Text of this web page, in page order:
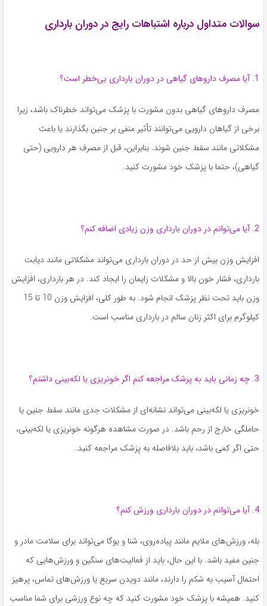
سوالات متداول درباره اشتباهات رایج در دوران بارداری
1. آیا مصرف داروهای گیاهی در دوران بارداری بی‌خطر است؟
مصرف داروهای گیاهی بدون مشورت با پزشک می‌تواند خطرناک باشد، زیرا
برخی از گیاهان دارویی می‌توانند تأثیر منفی بر جنین بگذارند یا باعث
مشکلاتی مانند سقط جنین شوند. بنابراین، قبل از مصرف هر دارویی (حتی
گیاهی)، حتما با پزشک خود مشورت کنید.
2. آیا می‌توانم در دوران بارداری وزن زیادی اضافه کنم؟
افزایش وزن بیش از حد در دوران بارداری می‌تواند مشکلاتی مانند دیابت
بارداری، فشار خون بالا و مشکلات زایمان را ایجاد کند. در هر بارداری، افزایش
وزن باید تحت نظر پزشک انجام شود. به طور کلی، افزایش وزن 10 تا 15
کیلوگرم برای اکثر زنان سالم در بارداری مناسب است.
3. چه زمانی باید به پزشک مراجعه کنم اگر خونریزی یا لکه‌بینی داشتم؟
خونریزی یا لکه‌بینی می‌تواند نشانه‌ای از مشکلات جدی مانند سقط جنین یا
حاملگی خارج از رحم باشد. در صورت مشاهده هرگونه خونریزی یا لکه‌بینی،
حتی اگر کمی باشد، باید بلافاصله به پزشک مراجعه کنید.
4. آیا می‌توانم در دوران بارداری ورزش کنم؟
بله، ورزش‌های ملایم مانند پیاده‌روی، شنا و یوگا می‌تواند برای سلامت مادر و
جنین مفید باشد. با این حال، باید از فعالیت‌های سنگین و ورزش‌هایی که
احتمال آسیب به شکم را دارند، مانند دویدن سریع یا ورزش‌های تماس، پرهیز
کنید. همیشه با پزشک خود مشورت کنید که چه نوع ورزشی برای شما مناسب